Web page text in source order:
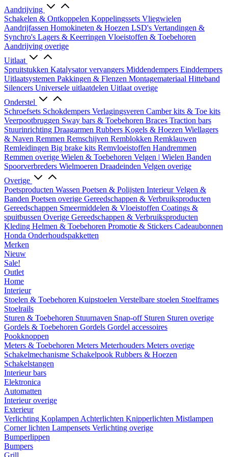
Aandrijving
Schakelen & Ontkoppelen Koppelingssets Vliegwielen
Aandrijfassen Homokineten & Hoezen LSD's Vertandingen &
Synchro's Lagers & Keerringen Vloeistoffen & Toebehoren
Aandrijving overige
Uitlaat
Spruitstukken Katalysator vervangers Middendempers Einddempers
Uitlaatsystemen Pakkingen & Flenzen Montagemateriaal Hitteband
Silencers Universele uitlaatdelen Uitlaat overige
Onderstel
Schroefsets Schokdempers Verlagingsveren Camber kits & Toe kits
Veerpootbruggen Sway bars & Toebehoren Braces Traction bars
Stuurinrichting Draagarmen Rubbers Kogels & Hoezen Wiellagers
& Naven Remmen Remschijven Remblokken Remklauwen
Remleidingen Big brake kits Remvloeistoffen Handremmen
Remmen overige Wielen & Toebehoren Velgen | Wielen Banden
Spoorverbreders Wielmoeren Draadeinden Velgen overige
Overige
Poetsproducten Wassen Poetsen & Polijsten InterieurVelgen &
Banden Poetsen overige Gereedschappen & Verbruiksproducten
Gereedschappen Smeermiddelen & Vloeistoffen Coatings &
spuitbussen Overige Gereedschappen & Verbruiksproducten
Kleding Helmen & Toebehoren Promotie & Stickers Cadeaubonnen
Honda Onderhoudspakketten
Merken
Nieuw
Sale!
Outlet
Home
Interieur
Stoelen & Toebehoren Kuipstoelen Verstelbare stoelen Stoelframes
Stoelrails
Sturen & Toebehoren Stuurnaven Snap-off Sturen Sturen overige
Gordels & Toebehoren Gordels Gordel accessoires
Pookknoppen
Meters & Toebehoren Meters Meterhouders Meters overige
Schakelmechanisme Schakelpook Rubbers & Hoezen
Schakelstangen
Interieur bars
Elektronica
Automatten
Interieur overige
Exterieur
Verlichting Koplampen Achterlichten Knipperlichten Mistlampen
Corner lichten Lampensets Verlichting overige
Bumperlippen
Bumpers
Grill